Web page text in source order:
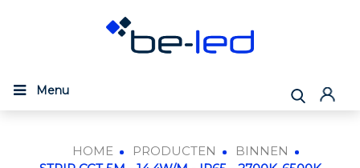
Menu
HOME PRODUCTEN
BINNEN